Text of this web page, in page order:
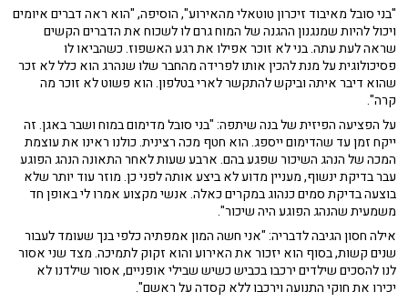
"בני סובל מאיבוד זיכרון טוטאלי מהאירוע", הוסיפה, "הוא ראה דברים איומים
ויכול להיות שמנגנון ההגנה של המוח גרם לו לשכוח את הדברים הקשים
שראה לעת עתה. בני לא זוכר אפילו את רגע האשפוז. כשהביאו לו
פסיכולוגית על מנת להכין אותו לפרידה מהחבר שלו שנהרג הוא כלל לא זכר
שהוא דיבר איתה וביקש להתקשר לארי בטלפון. הוא פשוט לא זוכר מה
קרה".
על הפציעה הפיזית של בנה שיתפה: "בני סובל מדימום במוח ושבר באגן. זה
ייקח זמן עד שהדימום ייספג. הוא חטף מכה רצינית. כולנו ראינו את עוצמת
המכה של הנהג השיכור שפגע בהם. ארבע שעות לאחר התאונה הנהג הפוגע
עבר בדיקת ינשוף, מעניין מדוע לא ביצע אותה לפני כן. מוזר עוד יותר שלא
בוצעה בדיקת סמים כנהוג במקרים כאלה. אנשי מקצוע אמרו לי באופן חד
משמעית שהנהג הפוגע היה שיכור".
אילה חסון הגיבה לדבריה: "אני חשה המון אמפתיה כלפי בנך שעומד לעבור
שנים קשות, בסוף הוא יזכור את האירוע והוא זקוק לתמיכה. מצד שני אסור
לנו להסכים שילדים ירכבו בכביש כשיש שבילי אופניים, אסור שילדנו לא
יכירו את חוקי התנועה וירכבו ללא קסדה על ראשם".